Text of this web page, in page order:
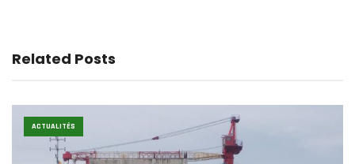
Related Posts
ACTUALITÉS